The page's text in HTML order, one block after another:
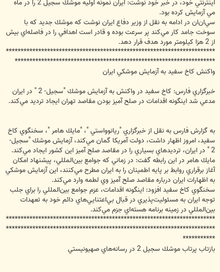
اينترنتي خود، در خبر خود نوشت: ايران نمونه اوليه موشك سجيل 2 را در ماه
مي آزمايش كرده بود.
سي‌ان‌ان در ادامه به نقل از وزير دفاع ايران نوشت كه موشك جديد كه با
سوخت جامد كار مي‌كند پر سرعت بوده و قادر است اهدافي را در فاصله‌اي بيش
از 2 هزا كيلومتر مورد هدف قرار دهد.
***********************************************************************
********************************************************************
واكنش كاخ سفيد به آزمايش موشكي ايران
خبرگزاري فارس: كاخ سفيد در واكنش به آزمايش موشك "سجيل- 2 " در ايران
مدعي شد اينگونه اقدامات در صلح آميز بودن مقاصد تهران ايجاد ترديد مي‌كند.
به گزارش فارس به نقل از خبرگزاري "ريانوواستي "، "مايك هامر "، سخنگوي كاخ
سفيد، امروز اظهار داشت، دولت آمريكا گمان مي‌كند، آزمايش موشك "سجيل-
2 " در ايران، ترديدهاي بسياري را در مقاصد صلح آميز اين كشور ايجاد مي‌كند.
مايك هامر در اين رابطه گفت: در زماني كه جوامع بين‌المللي، پيشنهاد امكان
آغاز برقراري روابط بر پايه اطمينان را به ايران مطرح مي‌كنند، اين آزمايش موشكي
به اظهارات ايران درباره مقاصد صلح آميز وي لطمه وارد مي‌كند.
سخنگوي كاخ سفيد افزود: اينگونه اقدامات، عزم جوامع بين‌المللي را براي جلب
توجه ايران به مسئوليت‌پذيري در قبال بي‌اعتنايي‌هاي دائم خود به تعهدات
بين‌المللي در زمينه برنامه هسته‌اي جزم مي‌كند.
***********************************************************************
***********************************************************************
***********
بازتاب پرتاب موشك سجيل 2 در رسانه‌هاي صهيونيستي